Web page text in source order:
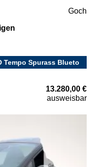
Goch
Tempo Spurass Blueto
13.280,00 €
ausweisbar